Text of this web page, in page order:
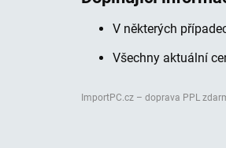
V některých
Všechny aktuální
ImportPC.cz – doprava PPL